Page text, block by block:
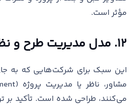
مؤثر است.
۱۲. مدل مدیریت طرح و نظارت (MC)
این سبک برای شرکت‌هایی که به
می‌کنند، طراحی شده است. تأکید بر